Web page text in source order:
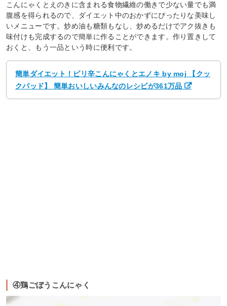
こんにゃくとえのきに含まれる食物繊維の働きで少ない量でも満
腹感を得られるので、ダイエット中のおかずにぴったりな美味し
いメニューです。炒め油も糖類もなし、炒めるだけでアク抜きも
味付けも完成するので簡単に作ることができます。作り置きして
おくと、もう一品という時に便利です。
簡単ダイエット！ピリ辛こんにゃくとエノキ by moj 【クッ
クパッド】 簡単おいしいみんなのレシピが361万品
④鶏ごぼうこんにゃく